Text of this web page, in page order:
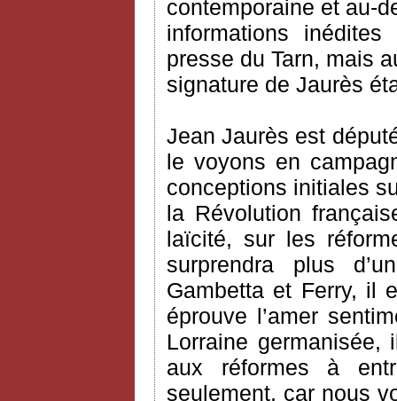
contemporaine et au-
informations
presse du Tarn, mais
signature de Jaurès
Jean Jaurès est
le voyons en
conceptions initiales
la Révolution
laïcité, sur les
surprendra plus
Gambetta et Ferry, il
éprouve l’amer
Lorraine
aux réformes à
seulement, car nous